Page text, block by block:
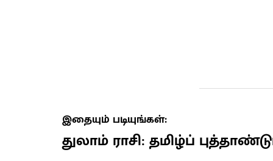
இதையும் படியுங்கள்:
துலாம் ராசி: தமிழ்ப்